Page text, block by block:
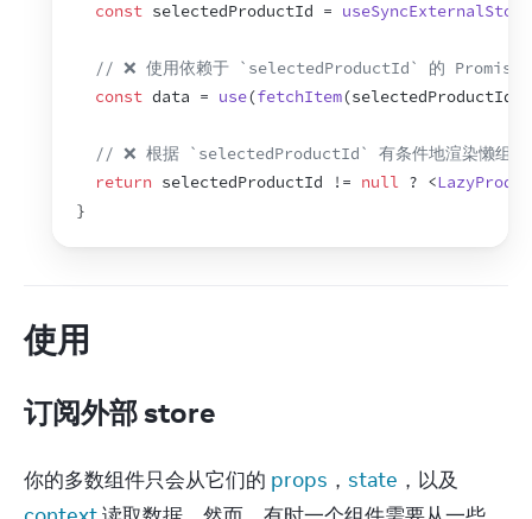
const selectedProductId = useSyncExternalStore
// ❌ 使用依赖于 `selectedProductId` 的 Promise
const data = use(fetchItem(selectedProductId
// ❌ 根据 `selectedProductId` 有条件地渲染懒组件
return selectedProductId != null ? <
}
使用
订阅外部 store
你的多数组件只会从它们的 props ， state